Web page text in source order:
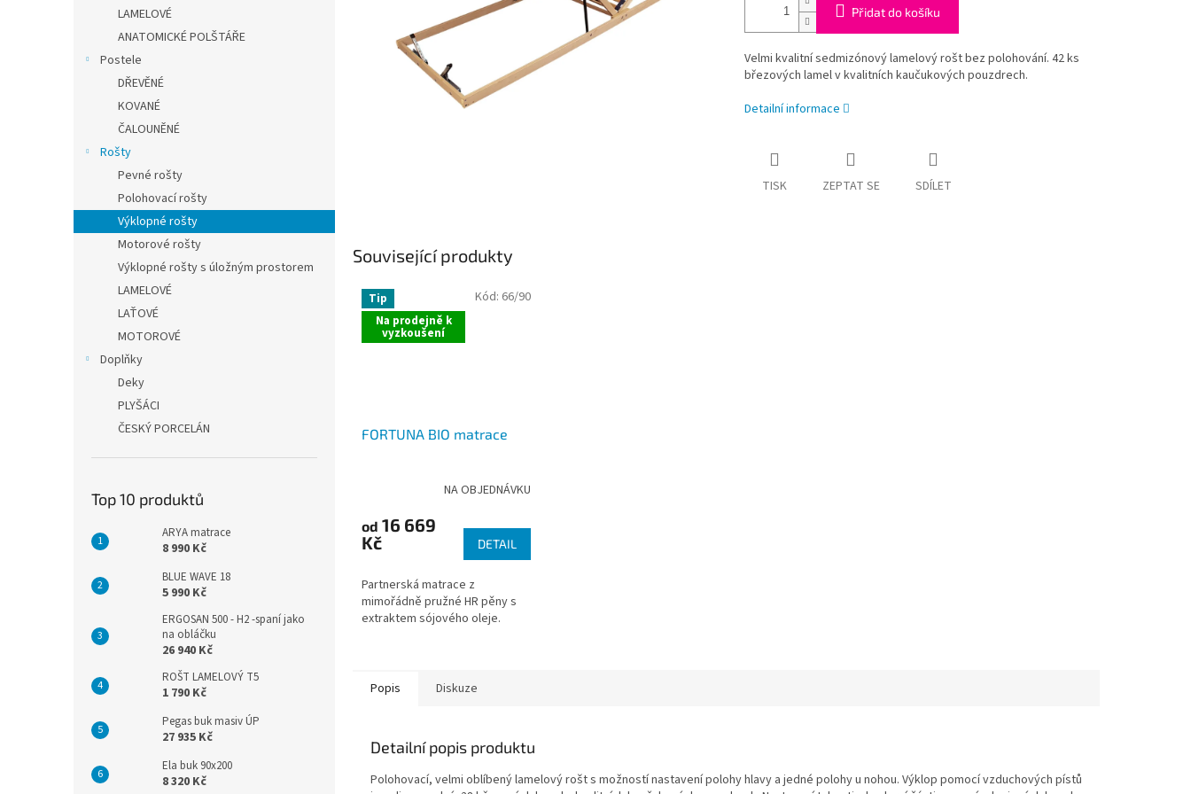
LAMELOVÉ
ANATOMICKÉ POLŠTÁŘE
Postele
DŘEVĚNÉ
KOVANÉ
ČALOUNĚNÉ
Rošty
Pevné rošty
Polohovací rošty
Výklopné rošty
Motorové rošty
Výklopné rošty s úložným prostorem
LAMELOVÉ
LAŤOVÉ
MOTOROVÉ
Doplňky
Deky
PLYŠÁCI
ČESKÝ PORCELÁN
Top 10 produktů
ARYA matrace
8 990 Kč
BLUE WAVE 18
5 990 Kč
ERGOSAN 500 - H2 -spaní jako
na obláčku
26 940 Kč
ROŠT LAMELOVÝ T5
1 790 Kč
Pegas buk masiv ÚP
27 935 Kč
Ela buk 90x200
8 320 Kč
Přidat do košíku
Velmi kvalitní sedmizónový lamelový rošt bez polohování. 42 ks
březových lamel v kvalitních kaučukových pouzdrech.
Detailní informace
TISK ZEPTAT SE SDÍLET
Související produkty
Tip
Na prodejně k
vyzkoušení
FORTUNA BIO matrace
produktu
je
z
5
hvězdiček.
NA OBJEDNÁVKU
od 16 669
Kč
DETAIL
Partnerská matrace z
mimořádně pružné HR pěny s
extraktem sójového oleje.
Kód: 66/90
Popis Diskuze
Detailní popis produktu
Polohovací, velmi oblíbený lamelový rošt s možností nastavení polohy hlavy a jedné polohy u nohou. Výklop pomocí vzduchových pístů